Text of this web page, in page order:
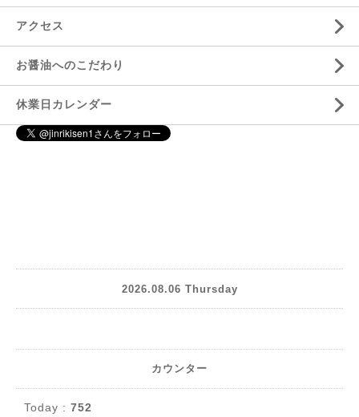
アクセス
お醤油へのこだわり
休業日カレンダー
2026.08.06 Thursday
カウンター
Today : 752